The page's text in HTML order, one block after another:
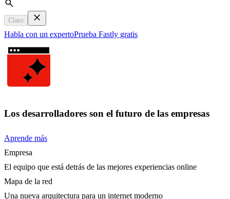
Search
Claro
Habla con un expertoPrueba Fastly gratis
Los desarrolladores son el futuro de las empresas
Aprende más
Empresa
El equipo que está detrás de las mejores experiencias online
Mapa de la red
Una nueva arquitectura para un internet moderno